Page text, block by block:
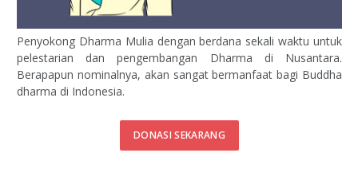
Penyokong Dharma Mulia dengan berdana sekali waktu untuk
pelestarian dan pengembangan Dharma di Nusantara.
Berapapun nominalnya, akan sangat bermanfaat bagi Buddha
dharma di Indonesia.
DONASI SEKARANG